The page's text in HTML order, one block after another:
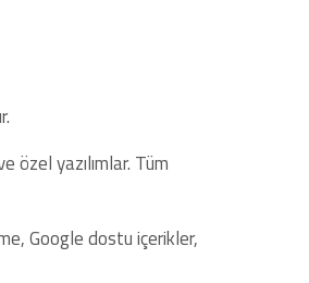
yazılımlar. Tüm
Google dostu içerikler,